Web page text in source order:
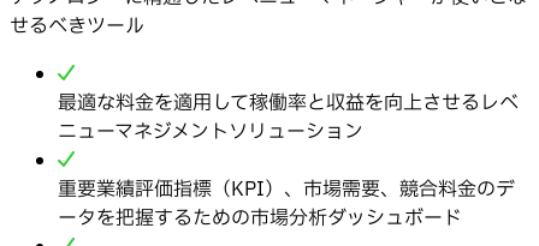
せるべきツール
最適な料金を適用して稼働率と収益を向上させるレベ
ニューマネジメントソリューション
重要業績評価指標（KPI）、市場需要、競合料金のデ
ータを把握するための市場分析ダッシュボード